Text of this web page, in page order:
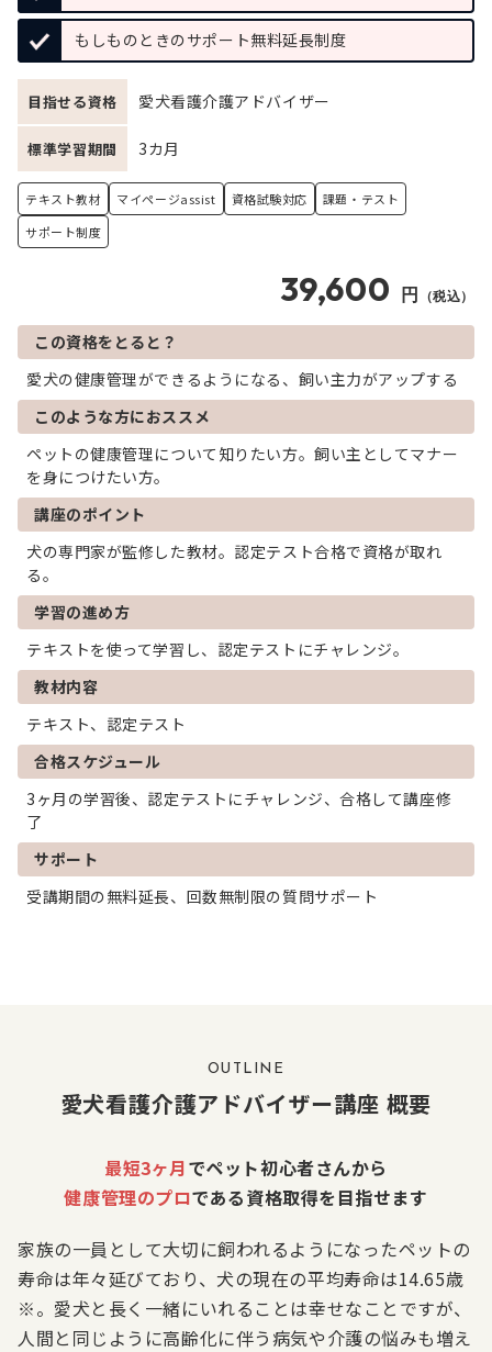
もしものときのサポート無料延長制度
目指せる資格 愛犬看護介護アドバイザー
標準学習期間 3カ月
テキスト教材 マイページassist 資格試験対応
課題・テスト
サポート制度
39,600 円 （税込）
この資格をとると？
愛犬の健康管理ができるようになる、飼い主力がアップする
このような方におススメ
ペットの健康管理について知りたい方。飼い主としてマナー
を身につけたい方。
講座のポイント
犬の専門家が監修した教材。認定テスト合格で資格が取れ
る。
学習の進め方
テキストを使って学習し、認定テストにチャレンジ。
教材内容
テキスト、認定テスト
合格スケジュール
3ヶ月の学習後、認定テストにチャレンジ、合格して講座修
了
サポート
受講期間の無料延長、回数無制限の質問サポート
OUTLINE
愛犬看護介護アドバイザー講座 概要
最短3ヶ月でペット初心者さんから
健康管理のプロである資格取得を目指せます
家族の一員として大切に飼われるようになったペットの
寿命は年々延びており、犬の現在の平均寿命は14.65歳
※。愛犬と長く一緒にいれることは幸せなことですが、
人間と同じように高齢化に伴う病気や介護の悩みも増え